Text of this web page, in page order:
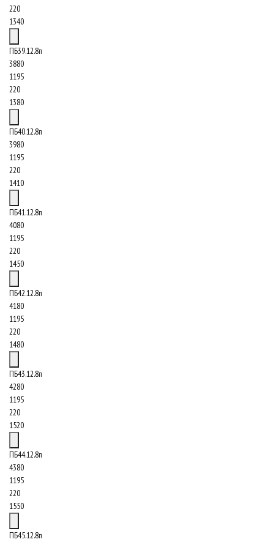
220
1340
ПБ39.12.8п
3880
1195
220
1380
ПБ40.12.8п
3980
1195
220
1410
ПБ41.12.8п
4080
1195
220
1450
ПБ42.12.8п
4180
1195
220
1480
ПБ43.12.8п
4280
1195
220
1520
ПБ44.12.8п
4380
1195
220
1550
ПБ45.12.8п